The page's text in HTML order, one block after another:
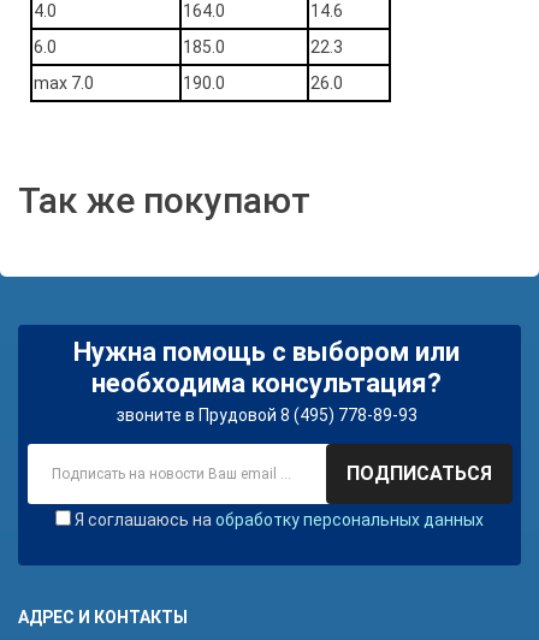
4.0
164.0
14.6
6.0
185.0
22.3
max 7.0
190.0 26.0
Так же покупают
Нужна помощь с выбором или
необходима консультация?
звоните в Прудовой 8 (495) 778-89-93
ПОДПИСАТЬСЯ
Я соглашаюсь на обработку персональных данных
АДРЕС И КОНТАКТЫ